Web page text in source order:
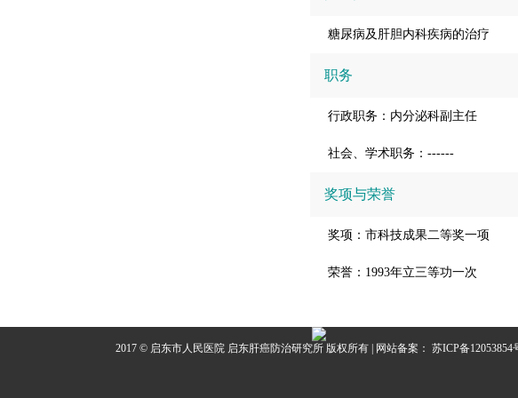
糖尿病及肝胆内科疾病的治疗
职务
行政职务：内分泌科副主任
社会、学术职务：------
奖项与荣誉
奖项：市科技成果二等奖一项
荣誉：1993年立三等功一次
2017 © 启东市人民医院 启东肝癌防治研究所 版权所有 | 网站备案： 苏ICP备12053854